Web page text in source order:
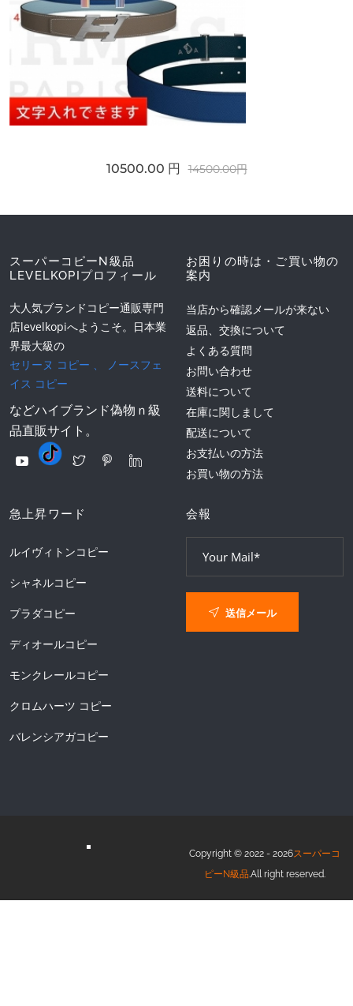
10500.00 円 14500.00円
スーパーコピーN級品
LEVELKOPIプロフィール
大人気ブランドコピー通販専門
店levelkopiへようこそ。日本業
界最大級の
セリーヌ コピー
ノースフェ
イス コピー
などハイブランド偽物ｎ級
品直販サイト。
お困りの時は・ご買い物の
案内
当店から確認メールが来ない
返品、交換について
よくある質問
お問い合わせ
送料について
在庫に関しまして
配送について
お支払いの方法
お買い物の方法
急上昇ワード
ルイヴィトンコピー
シャネルコピー
プラダコピー
ディオールコピー
モンクレールコピー
クロムハーツ コピー
バレンシアガコピー
会報
送信メール
Copyright © 2022 - 2026スーパーコ
ピーN級品 .All right reserved.